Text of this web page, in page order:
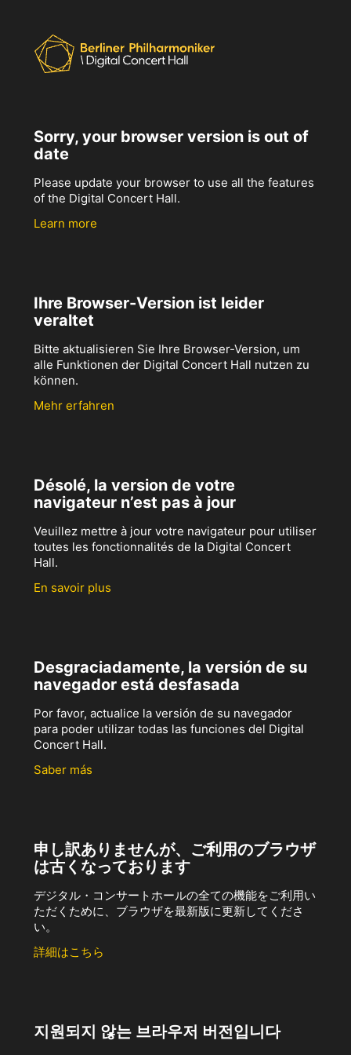
Sorry, your browser version is out of
date
Please update your browser to use all the features
of the Digital Concert Hall.
Learn more
Ihre Browser-Version ist leider
veraltet
Bitte aktualisieren Sie Ihre Browser-Version, um
alle Funktionen der Digital Concert Hall nutzen zu
können.
Mehr erfahren
Désolé, la version de votre
navigateur n’est pas à jour
Veuillez mettre à jour votre navigateur pour utiliser
toutes les fonctionnalités de la Digital Concert
Hall.
En savoir plus
Desgraciadamente, la versión de su
navegador está desfasada
Por favor, actualice la versión de su navegador
para poder utilizar todas las funciones del Digital
Concert Hall.
Saber más
申し訳ありませんが、ご利用のブラウザ
は古くなっております
デジタル・コンサートホールの全ての機能をご利用い
ただくために、ブラウザを最新版に更新してくださ
い。
詳細はこちら
지원되지 않는 브라우저 버전입니다